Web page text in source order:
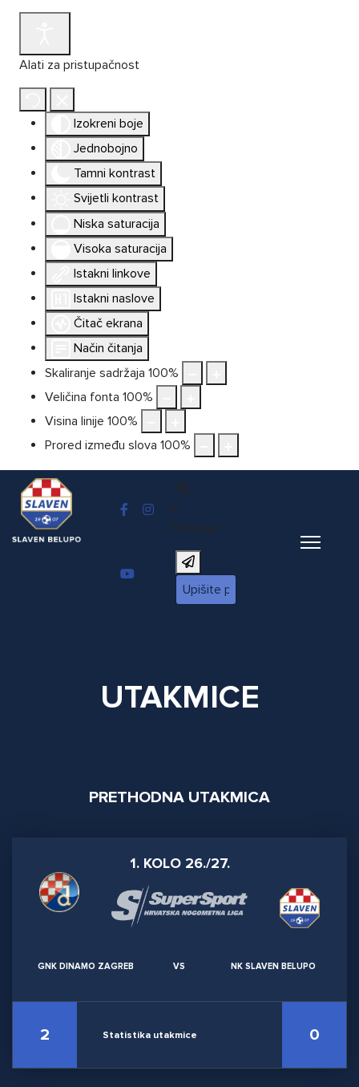
Alati za pristupačnost
Izokreni boje
Jednobojno
Tamni kontrast
Svijetli kontrast
Niska saturacija
Visoka saturacija
Istakni linkove
Istakni naslove
Čitač ekrana
Način čitanja
Skaliranje sadržaja 100%
Veličina fonta 100%
Visina linije 100%
Prored između slova 100%
X
Pretraga
UTAKMICE
PRETHODNA UTAKMICA
1. KOLO 26./27.
GNK DINAMO ZAGREB VS NK SLAVEN BELUPO
2 Statistika utakmice 0